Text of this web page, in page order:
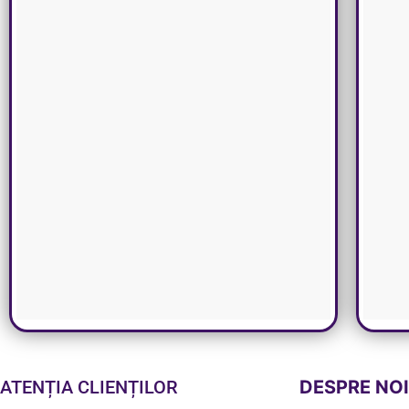
ATENȚIA CLIENȚILOR DESPRE NOI